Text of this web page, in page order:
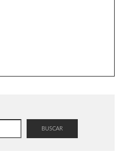
BUSCAR